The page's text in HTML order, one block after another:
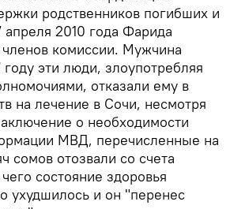
родственников погибших и
2010 года Фарида
комиссии. Мужчина
году эти люди, злоупотребляя
отказали ему в
на лечение в Сочи, несмотря
о необходимости
МВД, перечисленные на
сомов отозвали со счета
состояние здоровья
ухудшилось и он "перенес